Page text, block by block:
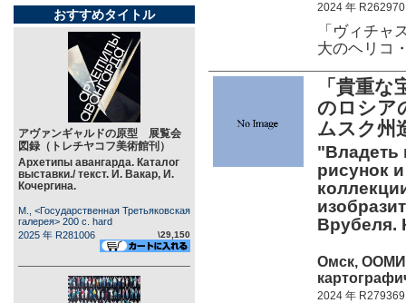
おすすめタイトル
アヴァンギャルドの原型 展覧会
図録（トレチヤコフ美術館刊）
Архетипы авангарда. Каталог
выставки./ текст. И. Вакар, И.
Кочергина.
М., <Государственная Третьяковская
галерея> 200 c. hard
2025 年 R281006
\29,150
2024 年 R262970
「ヴィチ
大のヘリコ
「貴重
のロシア
ムスク
"Владеть
рисунок
Врубеля.
Омск,
2024 年 R279369